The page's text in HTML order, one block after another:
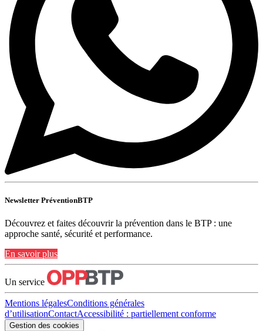
Newsletter PréventionBTP
Découvrez et faites découvrir la prévention dans le BTP : une
approche santé, sécurité et performance.
En savoir plus
Un service
Mentions légalesConditions générales
d’utilisationContactAccessibilité : partiellement conforme
Gestion des cookies